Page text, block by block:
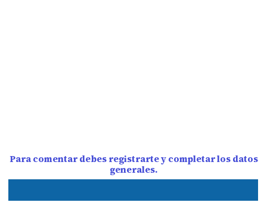
Para comentar debes registrarte y completar los datos
generales.